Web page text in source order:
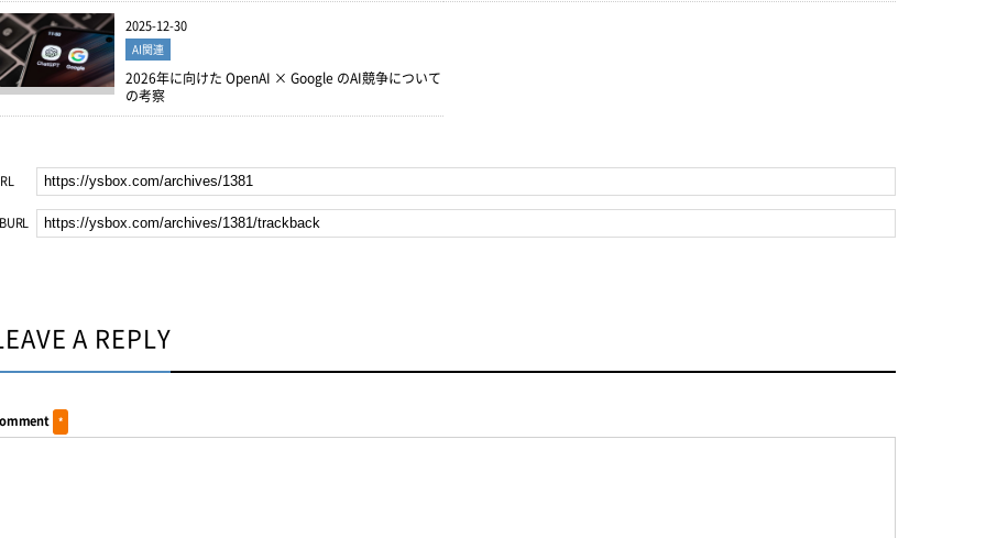
2025-12-30
AI関連
2026年に向けた OpenAI × Google のAI競争について
の考察
A REPLY
*